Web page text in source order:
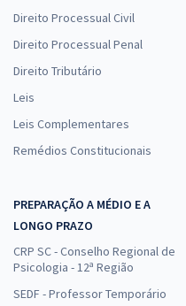
Direito Processual Civil
Direito Processual Penal
Direito Tributário
Leis
Leis Complementares
Remédios Constitucionais
PREPARAÇÃO A MÉDIO E A
LONGO PRAZO
CRP SC - Conselho Regional de
Psicologia - 12ª Região
SEDF - Professor Temporário